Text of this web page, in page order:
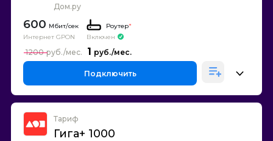
Дом.ру
600
Интернет GPON
Роутер*
Включен
1
1200
Подключить
Тариф
Гига+ 1000